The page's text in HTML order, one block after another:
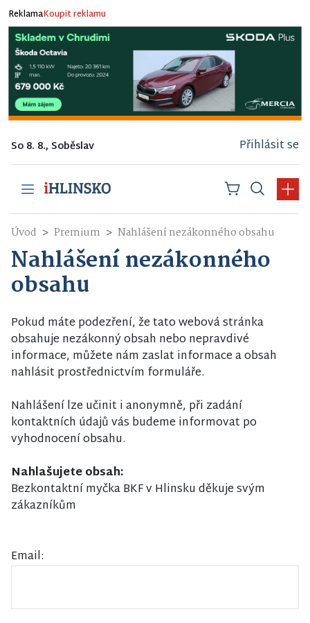
ReklamaKoupit reklamu
So 8. 8., Soběslav Přihlásit se
Úvod Premium Nahlášení nezákonného obsahu
Nahlášení nezákonného
obsahu
Pokud máte podezření, že tato webová stránka
obsahuje nezákonný obsah nebo nepravdivé
informace, můžete nám zaslat informace a obsah
nahlásit prostřednictvím formuláře.
Nahlášení lze učinit i anonymně, při zadání
kontaktních údajů vás budeme informovat po
vyhodnocení obsahu.
Nahlašujete obsah:
Bezkontaktní myčka BKF v Hlinsku děkuje svým
zákazníkům
Email: